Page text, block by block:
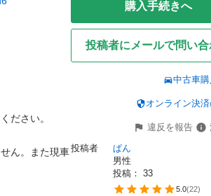
ださい。
ん。また現車
購入手続きへ
投稿者にメールで問い
中古車
オンライン決
違反を報告
投稿者
ぱん
男性
投稿： 33
5.0(22)